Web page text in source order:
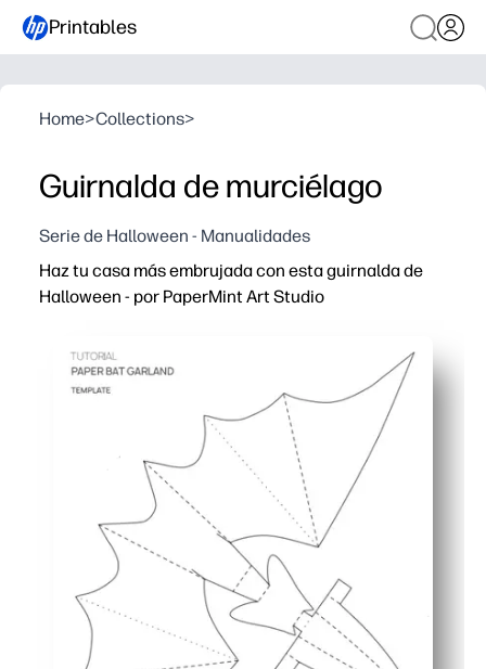
Printables
Home>Collections>
Guirnalda de murciélago
Serie de Halloween - Manualidades
Haz tu casa más embrujada con esta guirnalda de
Halloween - por PaperMint Art Studio